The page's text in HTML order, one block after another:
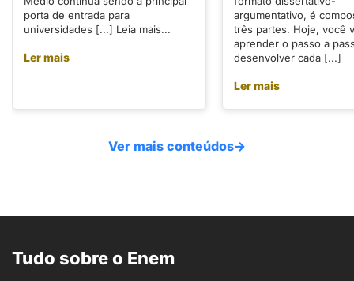
porta de entrada para
universidades [...] Leia mais...
Ler mais
argumentativo, é
três partes. Hoje, você
aprender o passo a
desenvolver cada [...]
Ler mais
Ver mais conteúdos→
Tudo sobre o Enem